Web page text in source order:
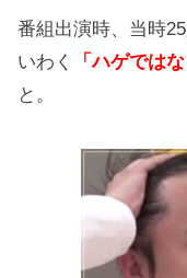
番組出演時、当時
いわく
「ハゲでは
と。